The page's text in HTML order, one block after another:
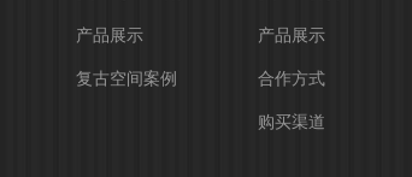
产品展示
复古空间案例
产品展示
合作方式
购买渠道